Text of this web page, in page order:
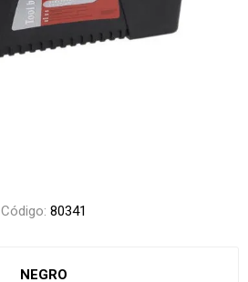
Código: 80341
NEGRO